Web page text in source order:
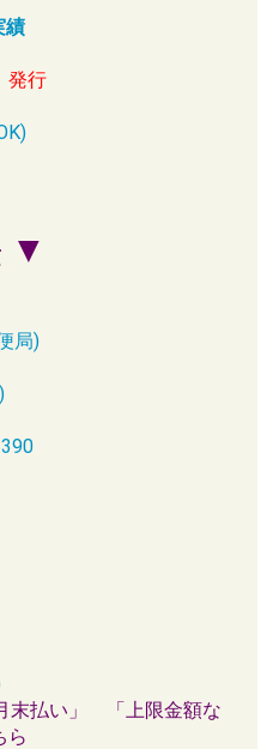
績
発行
▼
局)
末払い」 「上限金額な
ら